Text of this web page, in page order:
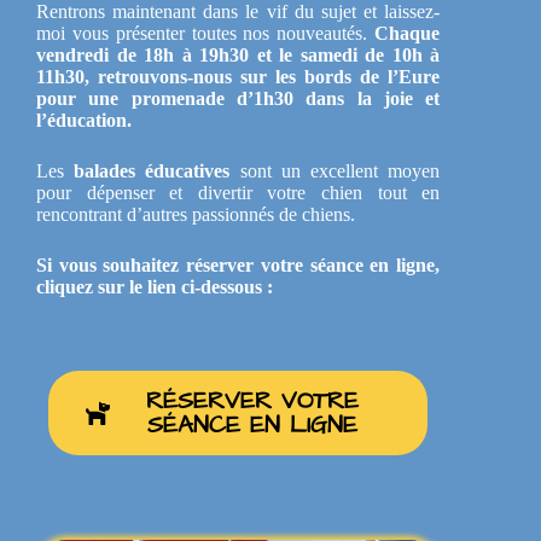
Rentrons maintenant dans le vif du sujet et laissez-
moi vous présenter toutes nos nouveautés.Chaque
vendredi de 18h à 19h30 et le samedi de 10h à
11h30, retrouvons-nous sur les bords de l’Eure
pour une promenade d’1h30 dans la joie et
l’éducation.
Lesbalades éducatives sont un excellent moyen
pour dépenser et divertir votre chien tout en
rencontrant d’autres passionnés de chiens.
Si vous souhaitez réserver votre séance en ligne,
cliquez sur le lien ci-dessous :
RÉSERVER VOTRE
SÉANCE EN LIGNE